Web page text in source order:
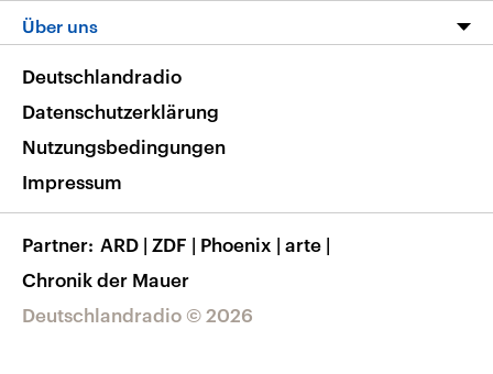
Neue Beiträge auf dlf.de
Deutschlandfunk App
Nachrichten App
Frequenzen
FAQ
Veranstaltungen
Musikliste
RSS
Über uns
Barrierefreiheit
Deutschlandradio © 2026
Deutschlandradio
Datenschutzerklärung
Nutzungsbedingungen
Impressum
Partner ARD | ZDF | Phoenix | arte |
Chronik der Mauer